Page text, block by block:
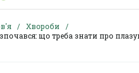
Хвороби
що треба знати про